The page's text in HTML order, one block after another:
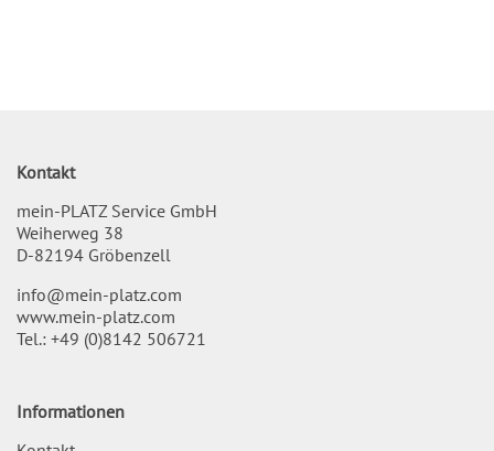
Kontakt
mein-PLATZ Service GmbH
Weiherweg 38
D-82194 Gröbenzell
info@mein-platz.com
www.mein-platz.com
Tel.: +49 (0)8142 506721
Informationen